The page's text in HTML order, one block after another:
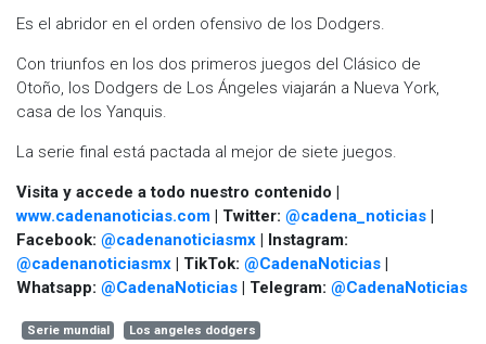
Es el abridor en el orden ofensivo de los Dodgers.
Con triunfos en los dos primeros juegos del Clásico de
Otoño, los Dodgers de Los Ángeles viajarán a Nueva York,
casa de los Yanquis.
La serie final está pactada al mejor de siete juegos.
Visita y accede a todo nuestro contenido |
www.cadenanoticias.com | Twitter: @cadena_noticias |
Facebook: @cadenanoticiasmx | Instagram:
@cadenanoticiasmx | TikTok: @CadenaNoticias |
Whatsapp: @CadenaNoticias | Telegram: @CadenaNoticias
Serie mundial Los angeles dodgers